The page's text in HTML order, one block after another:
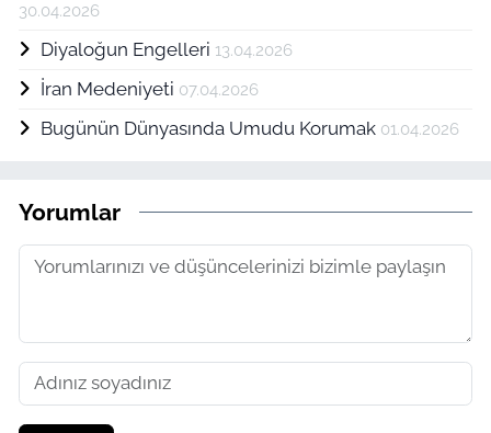
30.04.2026
Diyaloğun Engelleri 13.04.2026
İran Medeniyeti 07.04.2026
Bugünün Dünyasında Umudu Korumak 01.04.2026
Yorumlar